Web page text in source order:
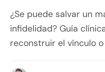
¿Se puede salvar un
infidelidad? Guía
reconstruir el vínculo